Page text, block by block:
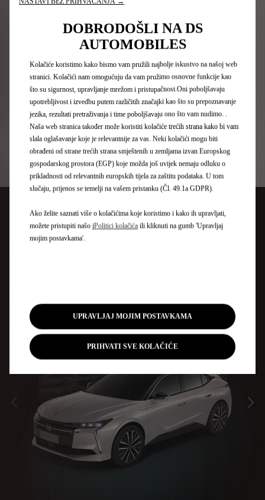
DS konceptna vozila
Otkrijte našu ponudu vozila
NAZAD
DOBRODOŠLI NA DS
AUTOMOBILES
Kolačiće koristimo kako bismo vam pružili najbolje iskustvo na našoj web
stranici. Kolačići nam omogućuju da vam pružimo osnovne funkcije kao
što su sigurnost, upravljanje mrežom i pristupačnost.Oni poboljšavaju
upotrebljivost i izvedbu putem različitih značajki kao što su prepoznavanje
jezika, rezultati pretraživanja i time poboljšavaju ono što vam nudimo. .
Naša web stranica također može koristiti kolačiće trećih strana kako bi vam
slala oglašavanje koje je relevantnije za vas. Neki kolačići mogu biti
obrađeni od strane trećih strana smještenih u zemljama izvan Europskog
gospodarskog prostora (EGP) koje možda još uvijek nemaju odluku o
prikladnosti od relevantnih europskih tijela za zaštitu podataka. U tom
slučaju, prijenos se temelji na vašem pristanku (Čl. 49.1a GDPR).
Ako želite saznati više o kolačićima koje koristimo i kako ih upravljati,
možete pristupiti našo jPolitici kolačića ili kliknuti na gumb 'Upravljaj
mojim postavkama'.
UPRAVLJAJ MOJIM POSTAVKAMA
PRIHVATI SVE KOLAČIĆE